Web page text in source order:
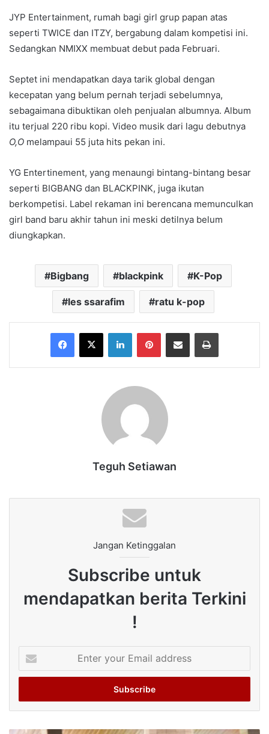
JYP Entertainment, rumah bagi girl grup papan atas
seperti TWICE dan ITZY, bergabung dalam kompetisi ini.
Sedangkan NMIXX membuat debut pada Februari.
Septet ini mendapatkan daya tarik global dengan
kecepatan yang belum pernah terjadi sebelumnya,
sebagaimana dibuktikan oleh penjualan albumnya. Album
itu terjual 220 ribu kopi. Video musik dari lagu debutnya
O,O melampaui 55 juta hits pekan ini.
YG Entertinement, yang menaungi bintang-bintang besar
seperti BIGBANG dan BLACKPINK, juga ikutan
berkompetisi. Label rekaman ini berencana memunculkan
girl band baru akhir tahun ini meski detilnya belum
diungkapkan.
Bigbang blackpink K-Pop
les ssarafim ratu k-pop
Facebook
X LinkedInPinterestShare via Email Print
Teguh Setiawan
Jangan Ketinggalan
Subscribe untuk
mendapatkan berita Terkini
!
your
Email